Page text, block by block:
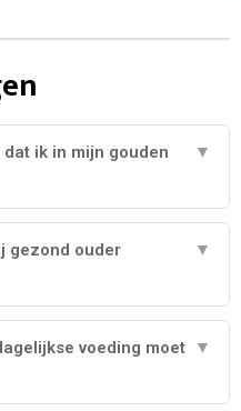
ik in mijn gouden
▼
gezond ouder
▼
voeding moet
▼